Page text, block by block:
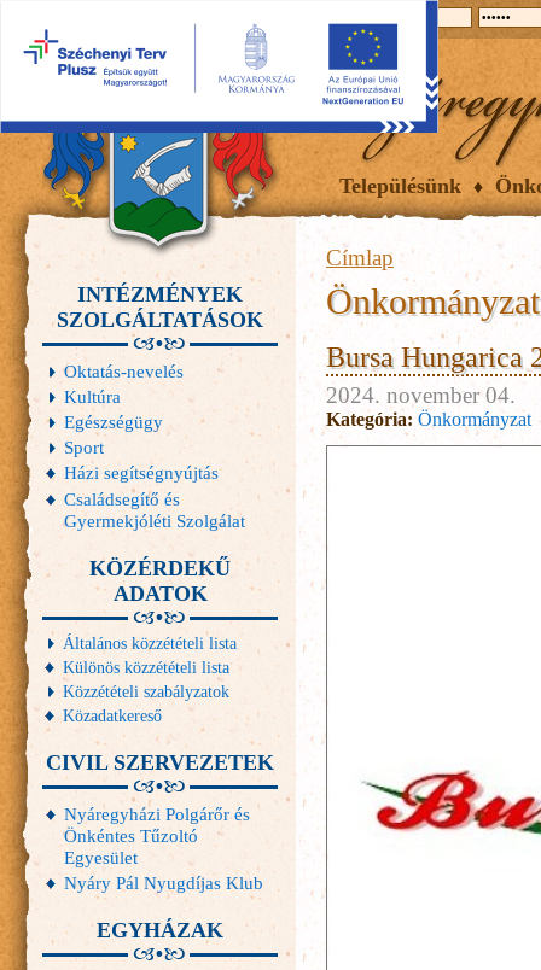
Településünk
Címlap
Önkormányzat
Bursa Hungarica
2024. november 04.
Kategória: Önkormányzat
INTÉZMÉNYEK
SZOLGÁLTATÁSOK
Oktatás-nevelés
Kultúra
Egészségügy
Sport
Házi segítségnyújtás
Családsegítő és
Gyermekjóléti Szolgálat
KÖZÉRDEKŰ
ADATOK
Általános közzétételi lista
Különös közzétételi lista
Közzétételi szabályzatok
Közadatkereső
CIVIL SZERVEZETEK
Nyáregyházi Polgárőr és
Önkéntes Tűzoltó
Egyesület
Nyáry Pál Nyugdíjas Klub
EGYHÁZAK